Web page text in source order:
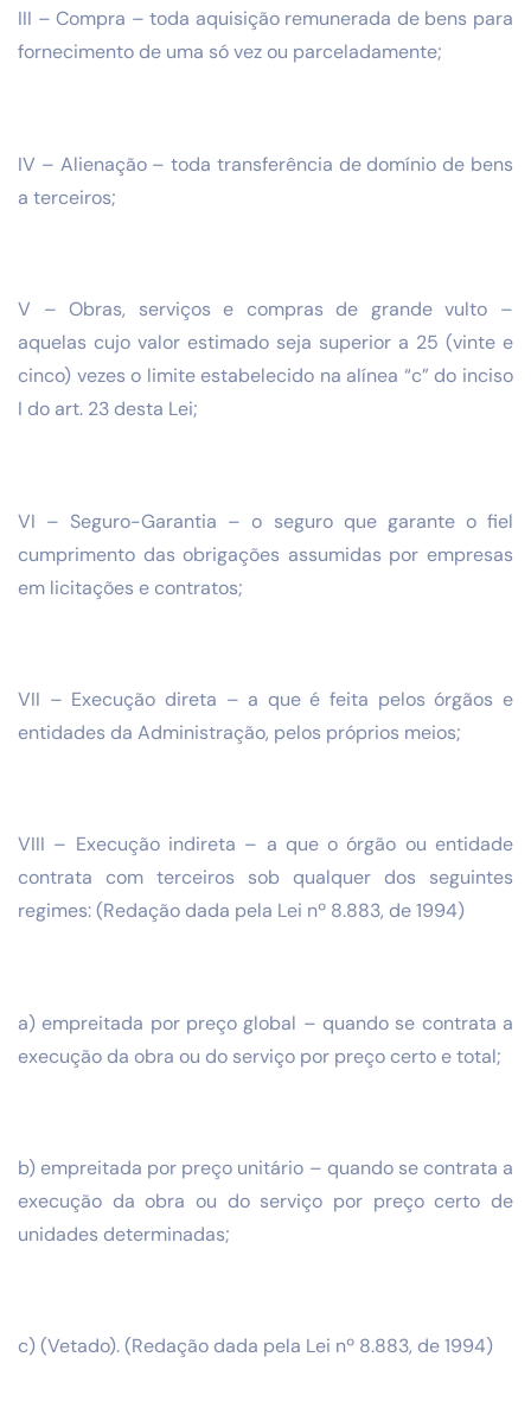
III – Compra – toda aquisição remunerada de bens para
fornecimento de uma só vez ou parceladamente;
IV – Alienação – toda transferência de domínio de bens
a terceiros;
V – Obras, serviços e compras de grande vulto –
aquelas cujo valor estimado seja superior a 25 (vinte e
cinco) vezes o limite estabelecido na alínea “c” do inciso
I do art. 23 desta Lei;
VI – Seguro-Garantia – o seguro que garante o fiel
cumprimento das obrigações assumidas por empresas
em licitações e contratos;
VII – Execução direta – a que é feita pelos órgãos e
entidades da Administração, pelos próprios meios;
VIII – Execução indireta – a que o órgão ou entidade
contrata com terceiros sob qualquer dos seguintes
regimes: (Redação dada pela Lei nº 8.883, de 1994)
a) empreitada por preço global – quando se contrata a
execução da obra ou do serviço por preço certo e total;
b) empreitada por preço unitário – quando se contrata a
execução da obra ou do serviço por preço certo de
unidades determinadas;
c) (Vetado). (Redação dada pela Lei nº 8.883, de 1994)